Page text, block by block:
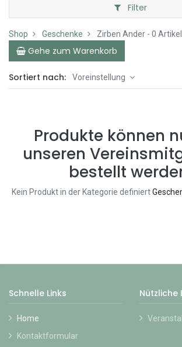
Filter
Shop Geschenke Zirben Ander - 0 Artikel
Gehe zum Warenkorb
Sortiert nach: Voreinstellung
Produkte können
unseren
bestellt
Kein Produkt in der Kategorie definiert
Schnelle Links
Home
Kontaktformular
Nützliche